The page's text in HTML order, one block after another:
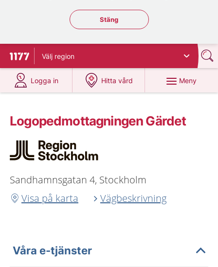
Stäng regionsväljaren
Stäng
Till startsidan för 1177
Välj region
Logga in
på 1177.se
Hitta vård
på 1177.se
Meny
Logopedmottagningen Gärdet
Sandhamnsgatan 4, Stockholm
Visa på karta
Vägbeskrivning
Våra e-tjänster